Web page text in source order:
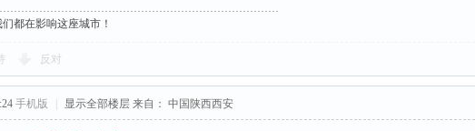
都在影响这座城市！
反对
手机版 显示全部楼层 来自： 中国陕西西安